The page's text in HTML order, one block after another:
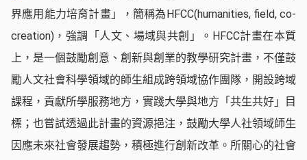
界應用能力培育計畫」，簡稱為HFCC(humanities, field, co-
creation)，強調「人文、場域與共創」。HFCC計畫在本質
上，是一個鼓勵創意、創新與創業的教學研究計畫，不僅鼓
勵人文社會科學領域的師生組成跨領域協作團隊，開設跨域
課程，貢獻所學服務地方，實踐大學與地方「共生共好」目
標；也嘗試透過此計畫的資源挹注，鼓勵大學人社領域師生
因應未來社會發展趨勢，積極進行創新改革。所關心的社會